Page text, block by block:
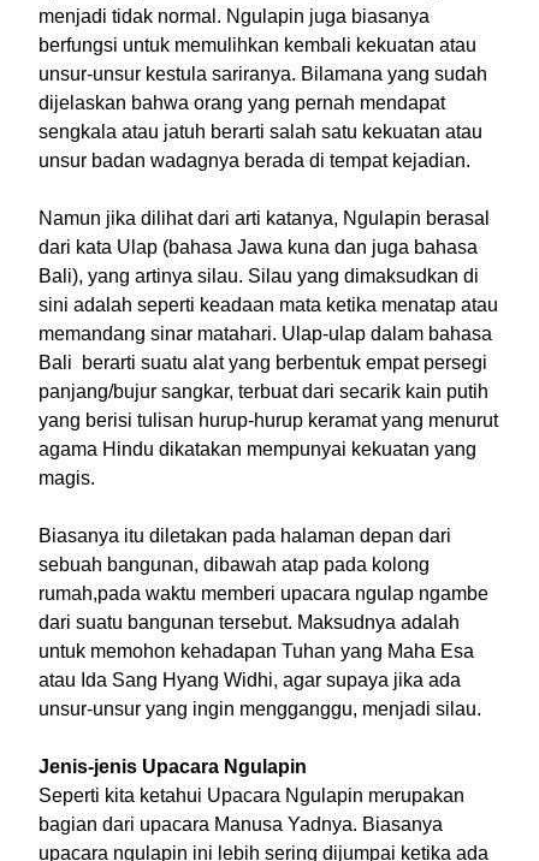
menjadi tidak normal. Ngulapin juga biasanya
berfungsi untuk memulihkan kembali kekuatan atau
unsur-unsur kestula sariranya. Bilamana yang sudah
dijelaskan bahwa orang yang pernah mendapat
sengkala atau jatuh berarti salah satu kekuatan atau
unsur badan wadagnya berada di tempat kejadian.
Namun jika dilihat dari arti katanya, Ngulapin berasal
dari kata Ulap (bahasa Jawa kuna dan juga bahasa
Bali), yang artinya silau. Silau yang dimaksudkan di
sini adalah seperti keadaan mata ketika menatap atau
memandang sinar matahari. Ulap-ulap dalam bahasa
Bali berarti suatu alat yang berbentuk empat persegi
panjang/bujur sangkar, terbuat dari secarik kain putih
yang berisi tulisan hurup-hurup keramat yang menurut
agama Hindu dikatakan mempunyai kekuatan yang
magis.
Biasanya itu diletakan pada halaman depan dari
sebuah bangunan, dibawah atap pada kolong
rumah,pada waktu memberi upacara ngulap ngambe
dari suatu bangunan tersebut. Maksudnya adalah
untuk memohon kehadapan Tuhan yang Maha Esa
atau Ida Sang Hyang Widhi, agar supaya jika ada
unsur-unsur yang ingin mengganggu, menjadi silau.
Jenis-jenis Upacara Ngulapin
Seperti kita ketahui Upacara Ngulapin merupakan
bagian dari upacara Manusa Yadnya. Biasanya
upacara ngulapin ini lebih sering dijumpai ketika ada